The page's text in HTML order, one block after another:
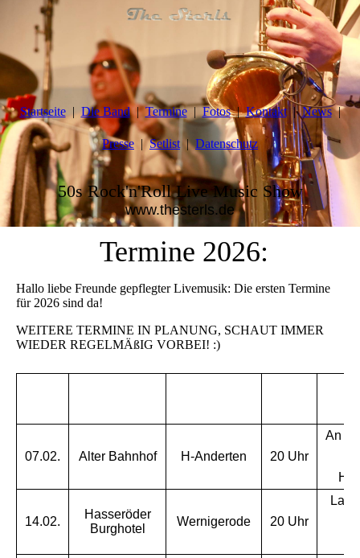
Startseite Die Band Termine Fotos Kontakt News
Presse Setlist Datenschutz
50s Rock'n'Roll Live Music Show
www.thesterls.de
Termine 2026:
Hallo liebe Freunde gepflegter Livemusik: Die ersten Termine
für 2026 sind da!
WEITERE TERMINE IN PLANUNG, SCHAUT IMMER
WIEDER REGELMÄßIG VORBEI! :)
07.02. Alter Bahnhof H-Anderten 20 Uhr
An
14.02.
Hasseröder
Burghotel
Wernigerode 20 Uhr